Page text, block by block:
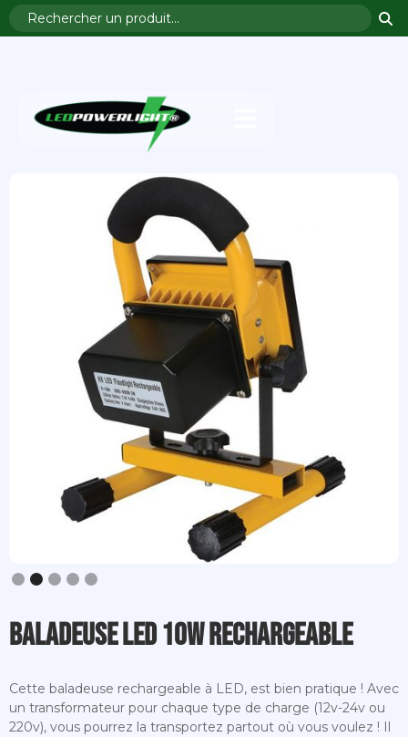
Slide 3 of 5.
Baladeuse LED 10W Rechargeable
Cette baladeuse rechargeable à LED, est bien pratique ! Avec
un transformateur pour chaque type de charge (12v-24v ou
220v), vous pourrez la transportez partout où vous voulez ! Il